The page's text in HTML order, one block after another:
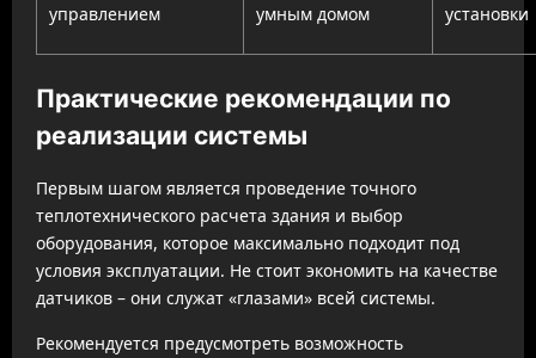
управлением
умным домом
установки
Практические рекомендации по
реализации системы
Первым шагом является проведение точного
теплотехнического расчета здания и выбор
оборудования, которое максимально подходит под
условия эксплуатации. Не стоит экономить на качестве
датчиков – они служат «глазами» всей системы.
Рекомендуется предусмотреть возможность